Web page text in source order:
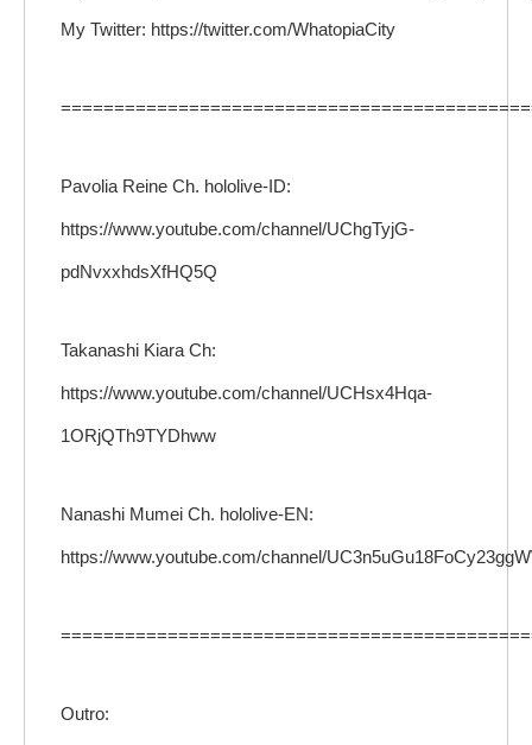
My Twitter: https://twitter.com/WhatopiaCity
Pavolia Reine Ch. hololive-ID:
https://www.youtube.com/channel/UChgTyjG-
pdNvxxhdsXfHQ5Q
Takanashi Kiara Ch:
https://www.youtube.com/channel/UCHsx4Hqa-
1ORjQTh9TYDhww
Nanashi Mumei Ch. hololive-EN:
https://www.youtube.com/channel/
Outro: